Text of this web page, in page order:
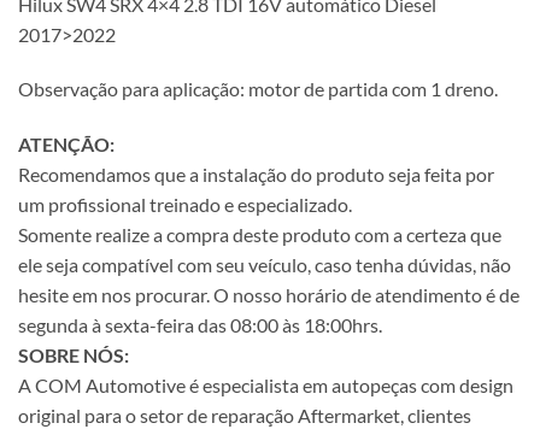
2017>2022
Observação para aplicação: motor de partida com 1 dreno.
ATENÇÃO:
Recomendamos que a instalação do produto seja feita por
um profissional treinado e especializado.
Somente realize a compra deste produto com a certeza que
ele seja compatível com seu veículo, caso tenha dúvidas, não
hesite em nos procurar. O nosso horário de atendimento é de
segunda à sexta-feira das 08:00 às 18:00hrs.
SOBRE NÓS:
A COM Automotive é especialista em autopeças com design
original para o setor de reparação Aftermarket, clientes